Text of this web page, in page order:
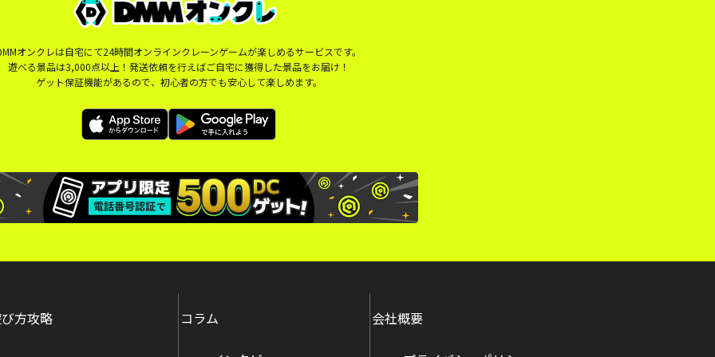
オンクレは自宅にて24時間オンラインクレーンゲームが楽しめるサービスです。
遊べる景品は3,000点以上！発送依頼を行えばご自宅に獲得した景品をお届け！
ゲット保証機能があるので、初心者の方でも安心して楽しめます。
方攻略 コラム 会社概要